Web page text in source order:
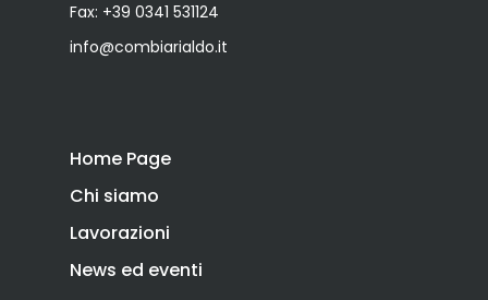
Fax: +39 0341 531124
info@combiarialdo.it
Home Page
Chi siamo
Lavorazioni
News ed eventi